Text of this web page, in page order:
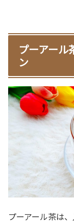
プーアール
ン
プーアール茶は